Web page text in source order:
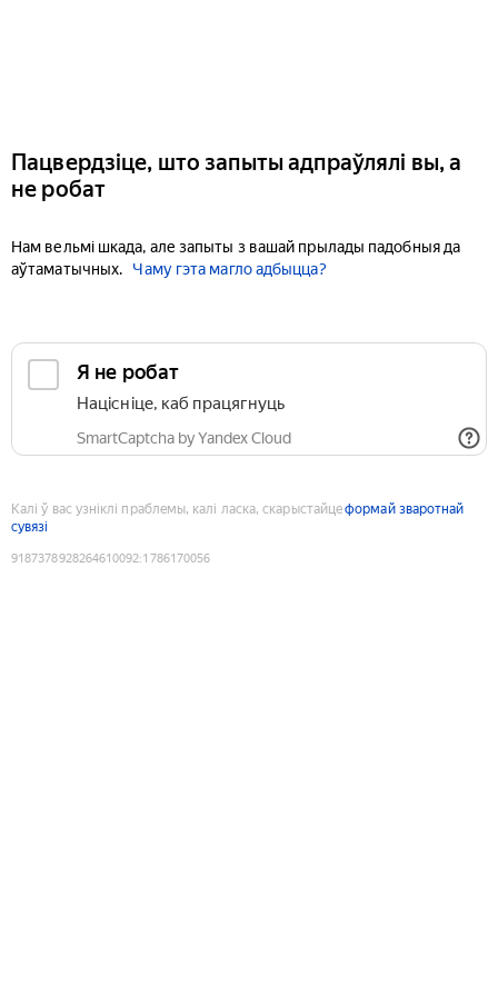
Пацвердзіце, што запыты адпраўлялі вы, а
не робат
Нам вельмі шкада, але запыты з вашай прылады падобныя да
аўтаматычных.
Чаму гэта магло адбыцца?
Я не робат
Націсніце, каб працягнуць
SmartCaptcha by Yandex Cloud
Калі ў вас узніклі праблемы, калі ласка, скарыстайцеформай зваротнай
сувязі
9187378928264610092:1786170056